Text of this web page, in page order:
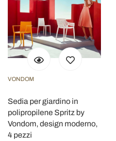
VONDOM
Sedia per giardino in
polipropilene Spritz by
Vondom, design moderno,
4 pezzi